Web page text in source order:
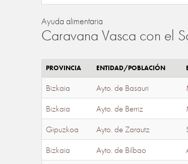
Ayuda alimentaria
Caravana Vasca con el
PROVINCIA ENTIDAD/POBLACIÓN
Bizkaia Ayto. de Basauri
Bizkaia
Ayto. de Berriz
Gipuzkoa
Ayto. de Zarautz
Bizkaia
Ayto. de Bilbao